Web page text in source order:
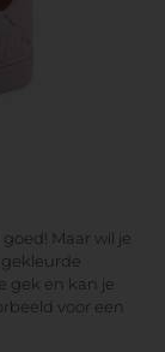
Maar wil je
gek en kan je
voor een